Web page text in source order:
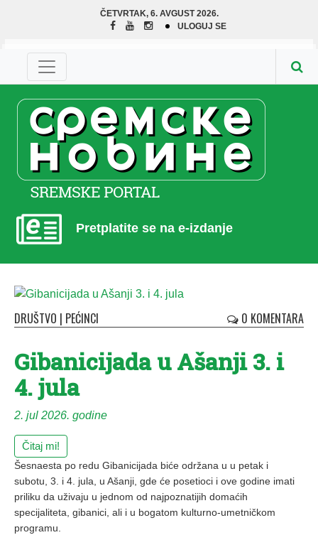
ČETVRTAK, 6. AVGUST 2026.
ULOGUJ SE
Pretplatite se na e-izdanje
DRUŠTVO | PEĆINCI 0 KOMENTARA
Gibanicijada u Ašanji 3. i
4. jula
2. jul 2026. godine
Čitaj mi!
Šesnaesta po redu Gibanicijada biće održana u u petak i
subotu, 3. i 4. jula, u Ašanji, gde će posetioci i ove godine imati
priliku da uživaju u jednom od najpoznatijih domaćih
specijaliteta, gibanici, ali i u bogatom kulturno-umetničkom
programu.